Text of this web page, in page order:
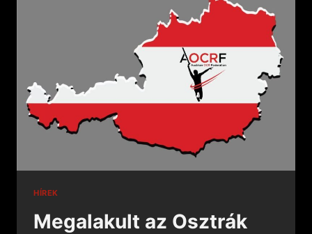
HÍREK
Megalakult az Osztrák